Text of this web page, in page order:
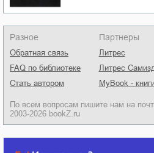
Разное
Обратная связь
FAQ по библиотеке
Стать автором
Партнеры
Литрес
Литрес
MyBook -
По всем вопросам пишите нам на
2003-2026 bookZ.ru